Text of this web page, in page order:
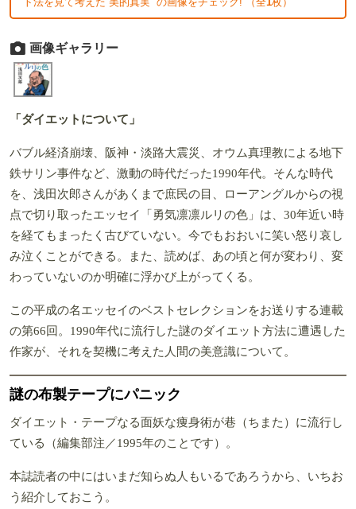
画像ギャラリー
「ダイエットについて」
バブル経済崩壊、阪神・淡路大震災、オウム真理教による地下
鉄サリン事件など、激動の時代だった1990年代。そんな時代
を、浅田次郎さんがあくまで庶民の目、ローアングルからの視
点で切り取ったエッセイ「勇気凛凛ルリの色」は、30年近い時
を経てもまったく古びていない。今でもおおいに笑い怒り哀し
み泣くことができる。また、読めば、あの頃と何が変わり、変
わっていないのか明確に浮かび上がってくる。
この平成の名エッセイのベストセレクションをお送りする連載
の第66回。1990年代に流行した謎のダイエット方法に遭遇した
作家が、それを契機に考えた人間の美意識について。
謎の布製テープにパニック
ダイエット・テープなる面妖な痩身術が巷（ちまた）に流行し
ている（編集部注／1995年のことです）。
本誌読者の中にはいまだ知らぬ人もいるであろうから、いちお
う紹介しておこう。